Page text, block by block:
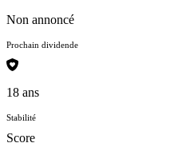
Non annoncé
Prochain dividende
18 ans
Stabilité
Score